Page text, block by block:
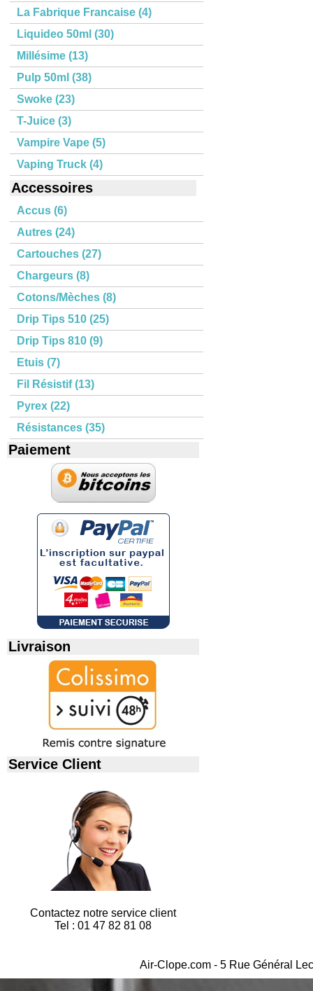
La Fabrique Francaise (4)
Liquideo 50ml (30)
Millésime (13)
Pulp 50ml (38)
Swoke (23)
T-Juice (3)
Vampire Vape (5)
Vaping Truck (4)
Accessoires
Accus (6)
Autres (24)
Cartouches (27)
Chargeurs (8)
Cotons/Mèches (8)
Drip Tips 510 (25)
Drip Tips 810 (9)
Etuis (7)
Fil Résistif (13)
Pyrex (22)
Résistances (35)
Paiement
Livraison
Service Client
Contactez notre service client
Tel : 01 47 82 81 08
Air-Clope.com - 5 Rue Général